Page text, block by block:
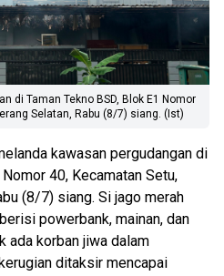
di Taman Tekno BSD, Blok E1 Nomor
Selatan, Rabu (8/7) siang. (Ist)
kawasan pergudangan di
40, Kecamatan Setu,
(8/7) siang. Si jago merah
powerbank, mainan, dan
ada korban jiwa dalam
ditaksir mencapai